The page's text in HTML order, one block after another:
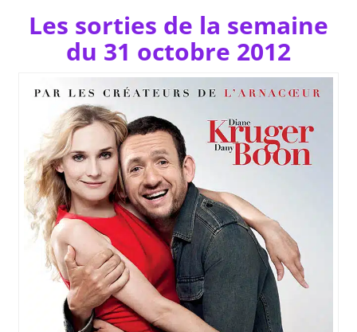
Les sorties de la semaine
du 31 octobre 2012